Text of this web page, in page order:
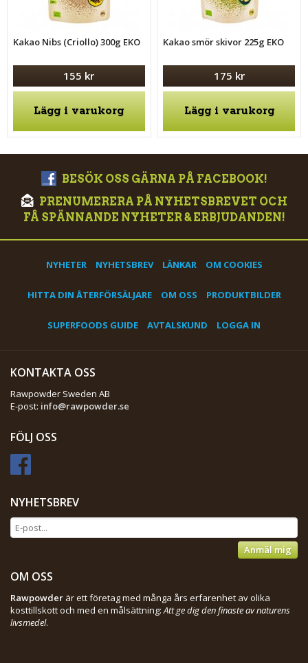
Kakao Nibs (Criollo) 300g EKO
155 kr
Lägg i varukorg
Kakao smör skivor 225g EKO
175 kr
Lägg i varukorg
BESÖK OSS GÄRNA PÅ FACEBOOK!
PRENUMERERA PÅ NYHETSBREVET OCH
FÅ SPÄNNANDE NYHETER & ERBJUDANDEN!
NYHETER NYHETSBREV LÄNKAR OM COOKIES
HITTA DIN ÅTERFÖRSÄLJARE OM OSS PRODUKTBILDER
SUPERFOODS GUIDE AVTALSKUND LOGGA IN
KONTAKTA OSS
Rawpowder Sweden AB
E-post: info@rawpowder.se
FÖLJ OSS
NYHETSBREV
Anmäl mig
OM OSS
Rawpowder är ett företag med många års erfarenhet av olika
kosttillskott och med en målsättning:Att ge dig den finaste av naturens
livsmedel.